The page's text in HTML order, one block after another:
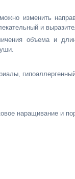
изменить
и
объема и
наращивание и